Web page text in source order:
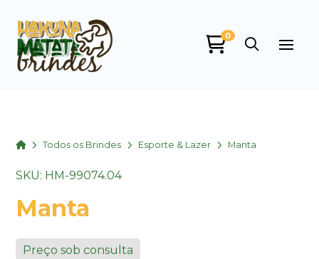
0
HomeTodos os Brindes Esporte & Lazer Manta
SKU: HM-99074.04
Manta
Preço sob consulta